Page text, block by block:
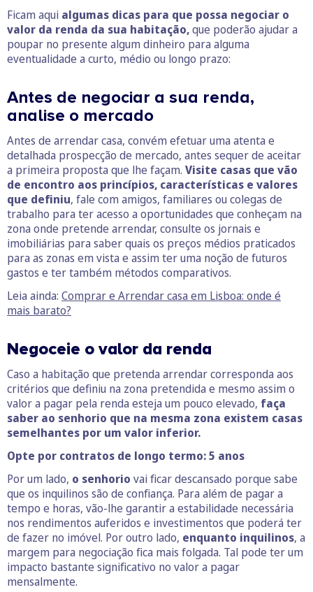
Ficam aqui algumas dicas para que possa negociar o
valor da renda da sua habitação,que poderão ajudar a
poupar no presente algum dinheiro para alguma
eventualidade a curto, médio ou longo prazo:
Antes de negociar a sua renda,
analise o mercado
Antes de arrendar casa, convém efetuar uma atenta e
detalhada prospecção de mercado, antes sequer de aceitar
a primeira proposta que lhe façam. Visite casas que vão
de encontro aos princípios, características e valores
que definiu, fale com amigos, familiares ou colegas de
trabalho para ter acesso a oportunidades que conheçam na
zona onde pretende arrendar, consulte os jornais e
imobiliárias para saber quais os preços médios praticados
para as zonas em vista e assim ter uma noção de futuros
gastos e ter também métodos comparativos.
Leia ainda: Comprar e Arrendar casa em Lisboa: onde é
mais barato?
Negoceie o valor da renda
Caso a habitação que pretenda arrendar corresponda aos
critérios que definiu na zona pretendida e mesmo assim o
valor a pagar pela renda esteja um pouco elevado, faça
saber ao senhorio que na mesma zona existem casas
semelhantes por um valor inferior.
Opte por contratos de longo termo: 5 anos
Por um lado, o senhorio vai ficar descansado porque sabe
que os inquilinos são de confiança. Para além de pagar a
tempo e horas, vão-lhe garantir a estabilidade necessária
nos rendimentos auferidos e investimentos que poderá ter
de fazer no imóvel. Por outro lado, enquanto inquilinos, a
margem para negociação fica mais folgada. Tal pode ter um
impacto bastante significativo no valor a pagar
mensalmente.